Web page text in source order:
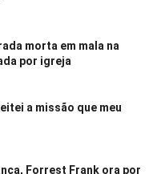
morta em mala na
por igreja
a missão que meu
Forrest Frank ora por